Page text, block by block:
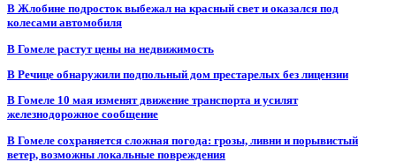
В Жлобине подросток выбежал на красный свет и оказался под
колесами автомобиля
В Гомеле растут цены на недвижимость
В Речице обнаружили подпольный дом престарелых без лицензии
В Гомеле 10 мая изменят движение транспорта и усилят
железнодорожное сообщение
В Гомеле сохраняется сложная погода: грозы, ливни и порывистый
ветер, возможны локальные повреждения